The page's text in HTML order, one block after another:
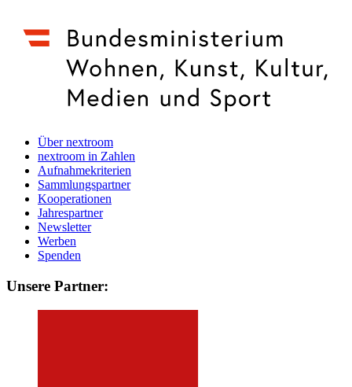
Über nextroom
nextroom in Zahlen
Aufnahmekriterien
Sammlungspartner
Kooperationen
Jahrespartner
Newsletter
Werben
Spenden
Unsere Partner: